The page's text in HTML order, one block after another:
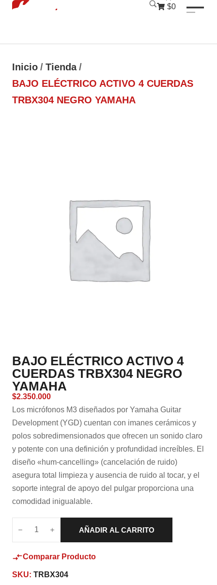
$0
Inicio / Tienda /
BAJO ELÉCTRICO ACTIVO 4 CUERDAS
TRBX304 NEGRO YAMAHA
BAJO ELÉCTRICO ACTIVO 4
CUERDAS TRBX304 NEGRO
YAMAHA
$2.350.000
Los micrófonos M3 diseñados por Yamaha Guitar
Development (YGD) cuentan con imanes cerámicos y
polos sobredimensionados que ofrecen un sonido claro
y potente con una definición y profundidad increíbles. El
diseño «hum-cancelling» (cancelación de ruido)
asegura total limpieza y ausencia de ruido al tocar, y el
soporte integral de apoyo del pulgar proporciona una
comodidad inigualable.
AÑADIR AL CARRITO
Comparar Producto
SKU: TRBX304